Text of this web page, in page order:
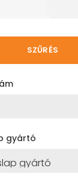
SZŰRÉS
gyártó